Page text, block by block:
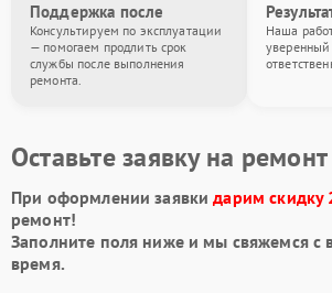
Поддержка после
Консультируем по эксплуатации
— помогаем продлить срок
службы после выполнения
ремонта.
Наша
уверенный
Оставьте заявку на ремонт
При оформлении заявкидарим скидку
ремонт!
Заполните поля ниже и мы свяжемся с
время.